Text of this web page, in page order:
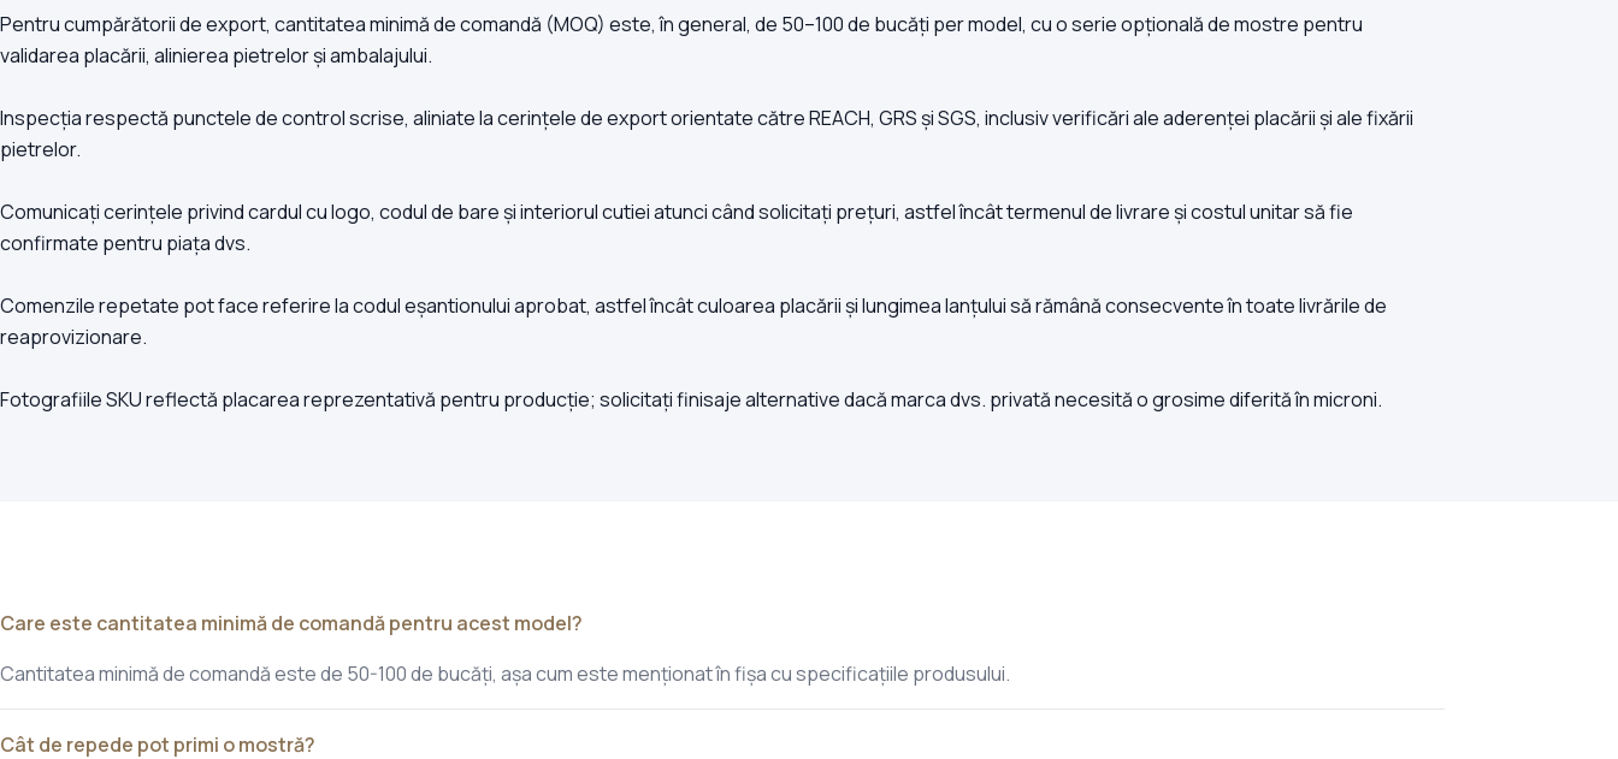
Pentru cumpărătorii de export, cantitatea minimă de comandă (MOQ) este, în general, de 50–100 de bucăți per model, cu o serie opțională de mostre pentru
validarea placării, alinierea pietrelor și ambalajului.
Inspecția respectă punctele de control scrise, aliniate la cerințele de export orientate către REACH, GRS și SGS, inclusiv verificări ale aderenței placării și ale fixării
pietrelor.
Comunicați cerințele privind cardul cu logo, codul de bare și interiorul cutiei atunci când solicitați prețuri, astfel încât termenul de livrare și costul unitar să fie
confirmate pentru piața dvs.
Comenzile repetate pot face referire la codul eșantionului aprobat, astfel încât culoarea placării și lungimea lanțului să rămână consecvente în toate livrările de
reaprovizionare.
Fotografiile SKU reflectă placarea reprezentativă pentru producție; solicitați finisaje alternative dacă marca dvs. privată necesită o grosime diferită în microni.
Care este cantitatea minimă de comandă pentru acest model?
Cantitatea minimă de comandă este de 50-100 de bucăți, așa cum este menționat în fișa cu specificațiile produsului.
Cât de repede pot primi o mostră?